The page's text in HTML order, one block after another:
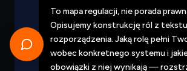
To mapa regulacji, nie porada
Opisujemy konstrukcję ról z tekstu
rozporządzenia. Jaką rolę pełni
wobec konkretnego systemu i
obowiązki z niej wynikają —